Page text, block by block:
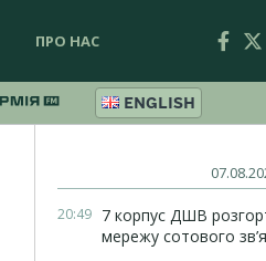
ПРО НАС
ENGLISH
20:49 7 корпус ДШВ
мережу сотового